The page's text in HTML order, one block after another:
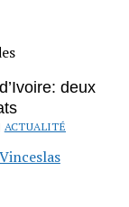
deux
ACTUALITÉ
Vinceslas